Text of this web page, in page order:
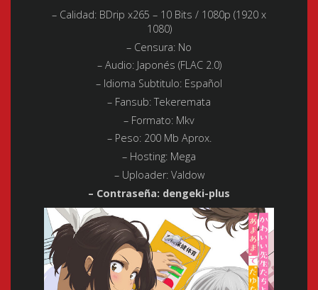
– Calidad: BDrip x265 – 10 Bits / 1080p (1920 x
1080)
– Censura: No
– Audio:Japonés (FLAC 2.0)
– Idioma Subtitulo: Español
– Fansub: Tekeremata
– Formato: Mkv
– Peso: 200 Mb Aprox.
– Hosting: Mega
– Uploader: Valdow
– Contraseña: dengeki-plus